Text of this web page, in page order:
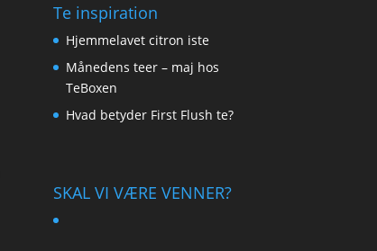
Te inspiration
Hjemmelavet citron iste
Månedens teer – maj hos
TeBoxen
Hvad betyder First Flush te?
SKAL VI VÆRE VENNER?